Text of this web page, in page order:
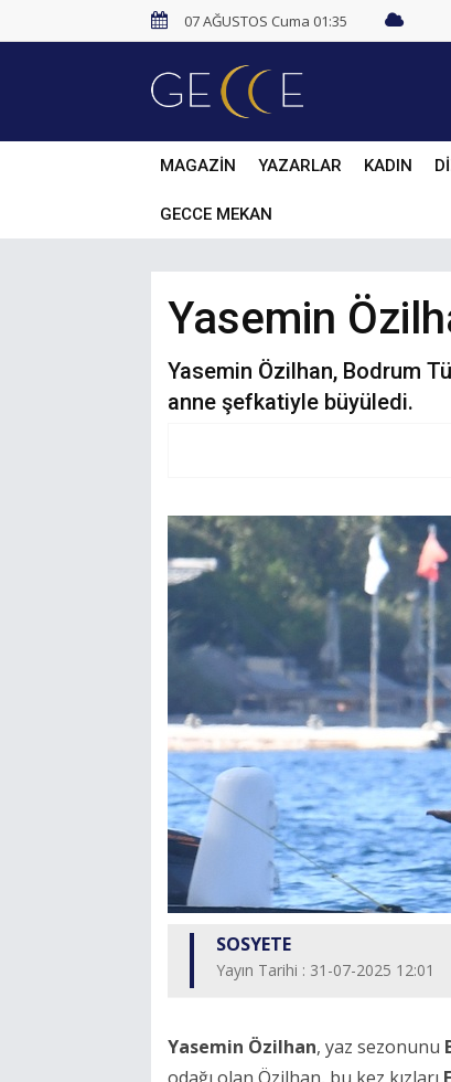
07 AĞUSTOS Cuma 01:35
MAGAZİN YAZARLAR KADIN
GECCE MEKAN
Yasemin
Yasemin Özilhan, Bodrum
anne şefkatiyle büyüledi.
SOSYETE
Yayın Tarihi : 31-07-2025 12:01
Yasemin Özilhan, yaz sezonunu